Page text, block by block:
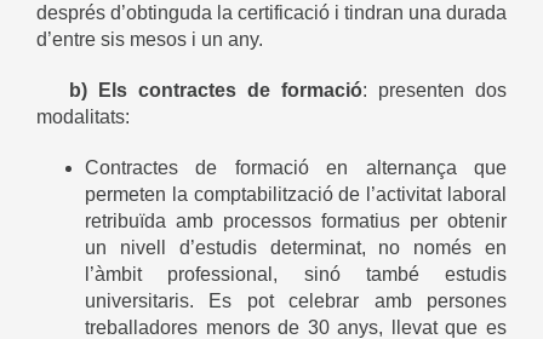
després d’obtinguda la certificació i tindran una durada
d’entre sis mesos i un any.
b) Els contractes de formació: presenten dos
modalitats:
Contractes de formació en alternança que
permeten la comptabilització de l’activitat laboral
retribuïda amb processos formatius per obtenir
un nivell d’estudis determinat, no només en
l’àmbit professional, sinó també estudis
universitaris. Es pot celebrar amb persones
treballadores menors de 30 anys, llevat que es